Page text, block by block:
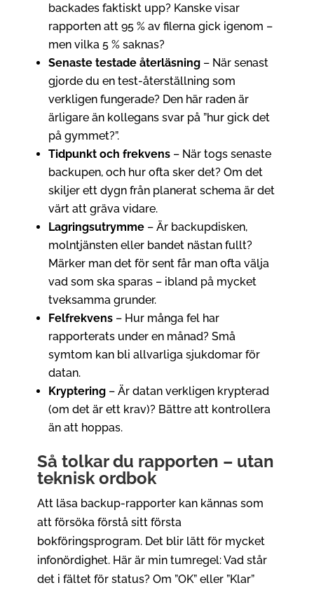
backades faktiskt upp? Kanske visar
rapporten att 95 % av filerna gick igenom –
men vilka 5 % saknas?
Senaste testade återläsning – När senast
gjorde du en test-återställning som
verkligen fungerade? Den här raden är
ärligare än kollegans svar på ”hur gick det
på gymmet?”.
Tidpunkt och frekvens – När togs senaste
backupen, och hur ofta sker det? Om det
skiljer ett dygn från planerat schema är det
värt att gräva vidare.
Lagringsutrymme – Är backupdisken,
molntjänsten eller bandet nästan fullt?
Märker man det för sent får man ofta välja
vad som ska sparas – ibland på mycket
tveksamma grunder.
Felfrekvens – Hur många fel har
rapporterats under en månad? Små
symtom kan bli allvarliga sjukdomar för
datan.
Kryptering – Är datan verkligen krypterad
(om det är ett krav)? Bättre att kontrollera
än att hoppas.
Så tolkar du rapporten – utan
teknisk ordbok
Att läsa backup-rapporter kan kännas som
att försöka förstå sitt första
bokföringsprogram. Det blir lätt för mycket
infonördighet. Här är min tumregel: Vad står
det i fältet för status? Om ”OK” eller ”Klar”